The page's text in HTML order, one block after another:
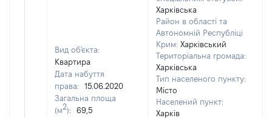
Вид об'єкта:
Квартира
Дата набуття
права:
15.06.2020
Загальна площа
(м2):
69,5
Харківська
Район в області та
Автономній Республіці
Крим: Харківський
Територіальна громада:
Харківська
Тип населеного пункту:
Місто
Населений пункт:
Харків